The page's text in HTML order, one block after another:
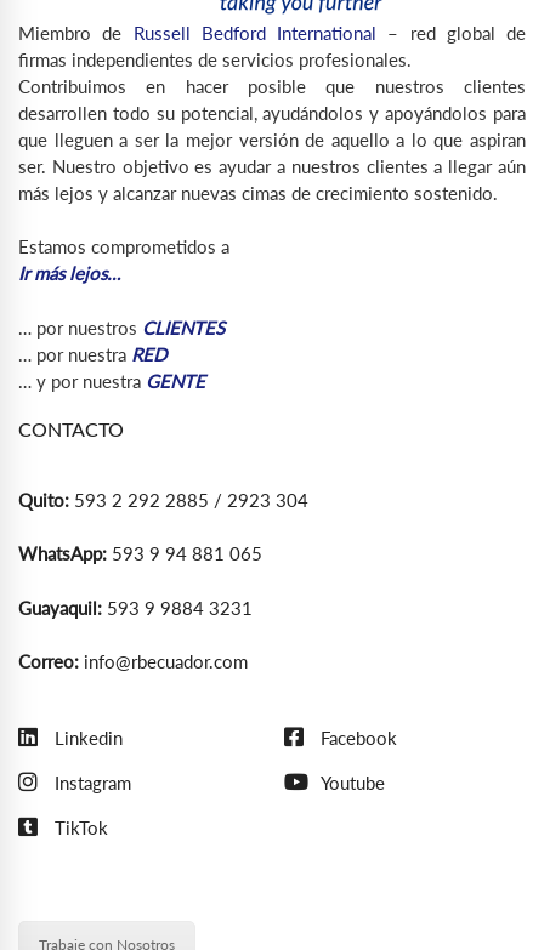
Miembro de Russell Bedford International – red global de
firmas independientes de servicios profesionales.
Contribuimos en hacer posible que nuestros clientes
desarrollen todo su potencial, ayudándolos y apoyándolos para
que lleguen a ser la mejor versión de aquello a lo que aspiran
ser. Nuestro objetivo es ayudar a nuestros clientes a llegar aún
más lejos y alcanzar nuevas cimas de crecimiento sostenido.
Estamos comprometidos a
Ir más lejos…
… por nuestros CLIENTES
… por nuestra RED
… y por nuestra GENTE
CONTACTO
Quito: 593 2 292 2885 / 2923 304
WhatsApp: 593 9 94 881 065
Guayaquil: 593 9 9884 3231
Correo: info@rbecuador.com
Linkedin Facebook
Instagram Youtube
TikTok
Trabaje con Nosotros